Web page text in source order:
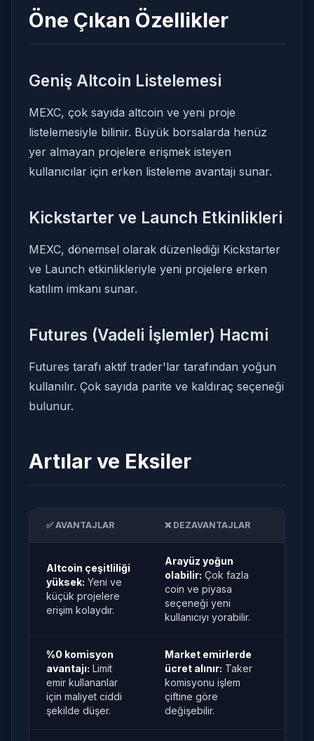
Öne Çıkan Özellikler
Geniş Altcoin Listelemesi
MEXC, çok sayıda altcoin ve yeni proje
listelemesiyle bilinir. Büyük borsalarda henüz
yer almayan projelere erişmek isteyen
kullanıcılar için erken listeleme avantajı sunar.
Kickstarter ve Launch Etkinlikleri
MEXC, dönemsel olarak düzenlediği Kickstarter
ve Launch etkinlikleriyle yeni projelere erken
katılım imkanı sunar.
Futures (Vadeli İşlemler) Hacmi
Futures tarafı aktif trader'lar tarafından yoğun
kullanılır. Çok sayıda parite ve kaldıraç seçeneği
bulunur.
Artılar ve Eksiler
✅ AVANTAJLAR ❌ DEZAVANTAJLAR
Altcoin çeşitliliği
yüksek: Yeni ve
küçük projelere
erişim kolaydır.
Arayüz yoğun
olabilir: Çok fazla
coin ve piyasa
seçeneği yeni
kullanıcıyı yorabilir.
%0 komisyon
avantajı: Limit
emir kullananlar
için maliyet ciddi
şekilde düşer.
Market emirlerde
ücret alınır: Taker
komisyonu işlem
çiftine göre
değişebilir.